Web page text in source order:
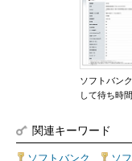
ソフトバン
して待ち時
関連キーワード
ソフトバンク ソ